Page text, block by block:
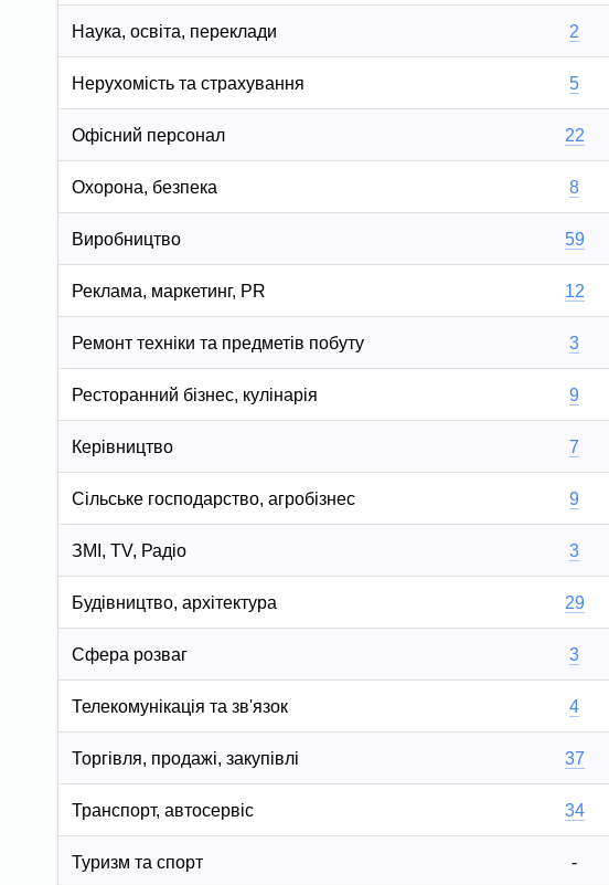
Наука, освіта, переклади 2
Нерухомість та страхування 5
Офісний персонал 22
Охорона, безпека 8
Виробництво 59
Реклама, маркетинг, PR 12
Ремонт техніки та предметів побуту 3
Ресторанний бізнес, кулінарія 9
Керівництво 7
Сільське господарство, агробізнес 9
ЗМІ, TV, Радіо 3
Будівництво, архітектура 29
Сфера розваг 3
Телекомунікація та зв'язок 4
Торгівля, продажі, закупівлі 37
Транспорт, автосервіс 34
Туризм та спорт -